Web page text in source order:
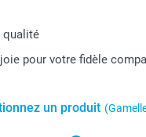
qualité
pour votre fidèle
un produit